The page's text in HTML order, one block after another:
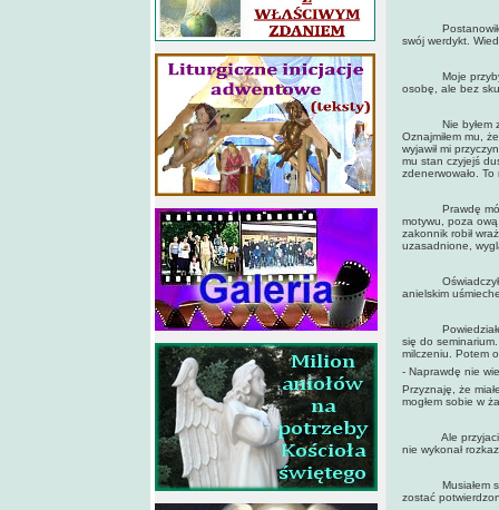
Postanowiłem,
swój werdykt.
Moje przybycie
osobę, ale bez
Nie byłem
Oznajmiłem mu,
wyjawił mi
mu stan czyjejś
zdenerwowało.
Prawdę
motywu, poza
zakonnik robił
uzasadnione,
Oświadczyłem
anielskim
Powiedziałem
się do
milczeniu. Potem
- Naprawdę nie
Przyznaję, że
mogłem sobie w
Ale przyjaciel
nie wykonał
Musiałem
zostać